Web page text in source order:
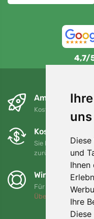
und
Ihnen
Ihre
4,7/
Am nächsten
Kostenloser
Kostenloser
Sie können Ihre
zurückgeben oder
Wir
Für jede
Über uns